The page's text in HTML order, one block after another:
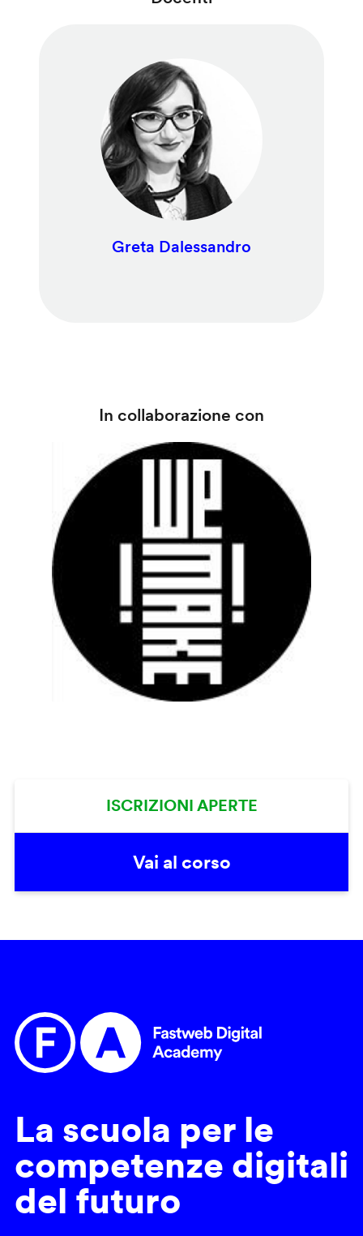
Greta Dalessandro
In collaborazione con
ISCRIZIONI APERTE
Vai al corso
La scuola per le
competenze digitali
del futuro